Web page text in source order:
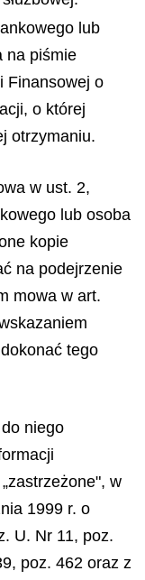
lub
na piśmie
Finansowej o
o której
otrzymaniu.
w ust. 2,
lub osoba
kopie
na podejrzenie
mowa w art.
tego
niego
w
1999 r. o
U. Nr 11, poz.
poz. 462 oraz z